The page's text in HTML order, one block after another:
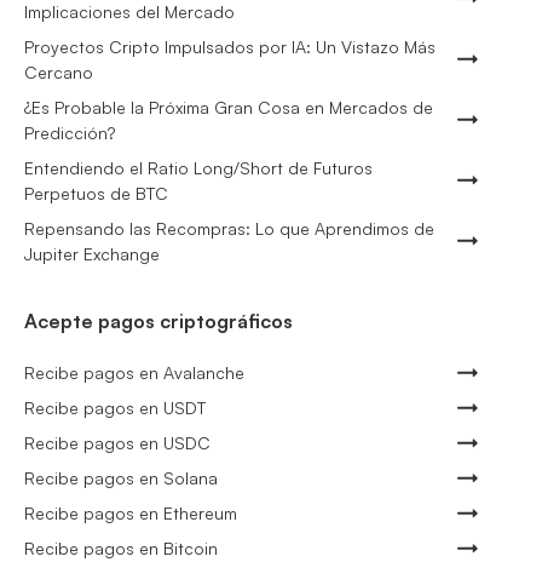
Implicaciones del Mercado
Proyectos Cripto Impulsados por IA: Un Vistazo Más
Cercano
¿Es Probable la Próxima Gran Cosa en Mercados de
Predicción?
Entendiendo el Ratio Long/Short de Futuros
Perpetuos de BTC
Repensando las Recompras: Lo que Aprendimos de
Jupiter Exchange
Acepte pagos criptográficos
Recibe pagos en Avalanche
Recibe pagos en USDT
Recibe pagos en USDC
Recibe pagos en Solana
Recibe pagos en Ethereum
Recibe pagos en Bitcoin